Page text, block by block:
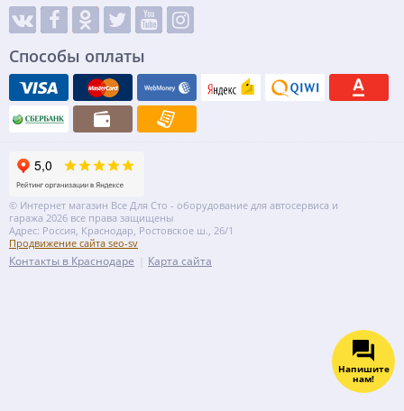
Способы оплаты
© Интернет магазин Все Для Сто - оборудование для автосервиса и
гаража 2026 все права защищены
Адрес: Россия, Краснодар, Ростовское ш., 26/1
Продвижение сайта seo-sv
Контакты в Краснодаре Карта сайта
Напишите
нам!